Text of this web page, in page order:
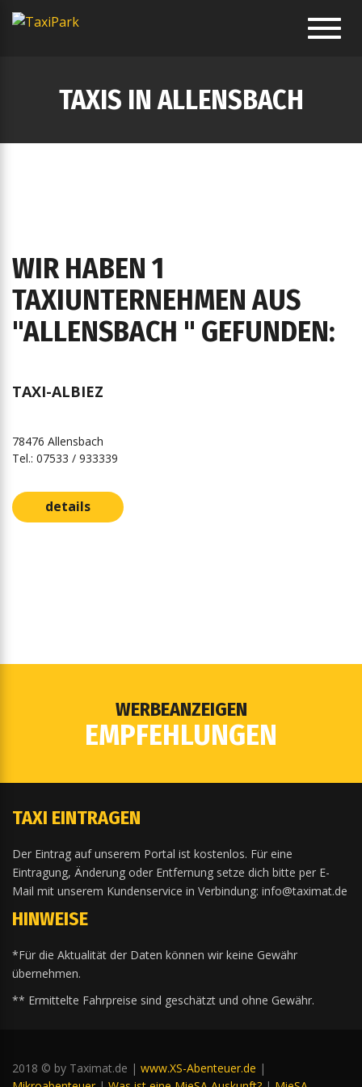
TAXIS IN ALLENSBACH
WIR HABEN 1
TAXIUNTERNEHMEN AUS
"ALLENSBACH " GEFUNDEN:
TAXI-ALBIEZ
78476 Allensbach
Tel.: 07533 / 933339
details
WERBEANZEIGEN
EMPFEHLUNGEN
TAXI EINTRAGEN
Der Eintrag auf unserem Portal ist kostenlos. Für eine
Eintragung, Änderung oder Entfernung setze dich bitte per E-
Mail mit unserem Kundenservice in Verbindung: info@taximat.de
HINWEISE
*Für die Aktualität der Daten können wir keine Gewähr
übernehmen.
** Ermittelte Fahrpreise sind geschätzt und ohne Gewähr.
2018 © by Taximat.de | www.XS-Abenteuer.de |